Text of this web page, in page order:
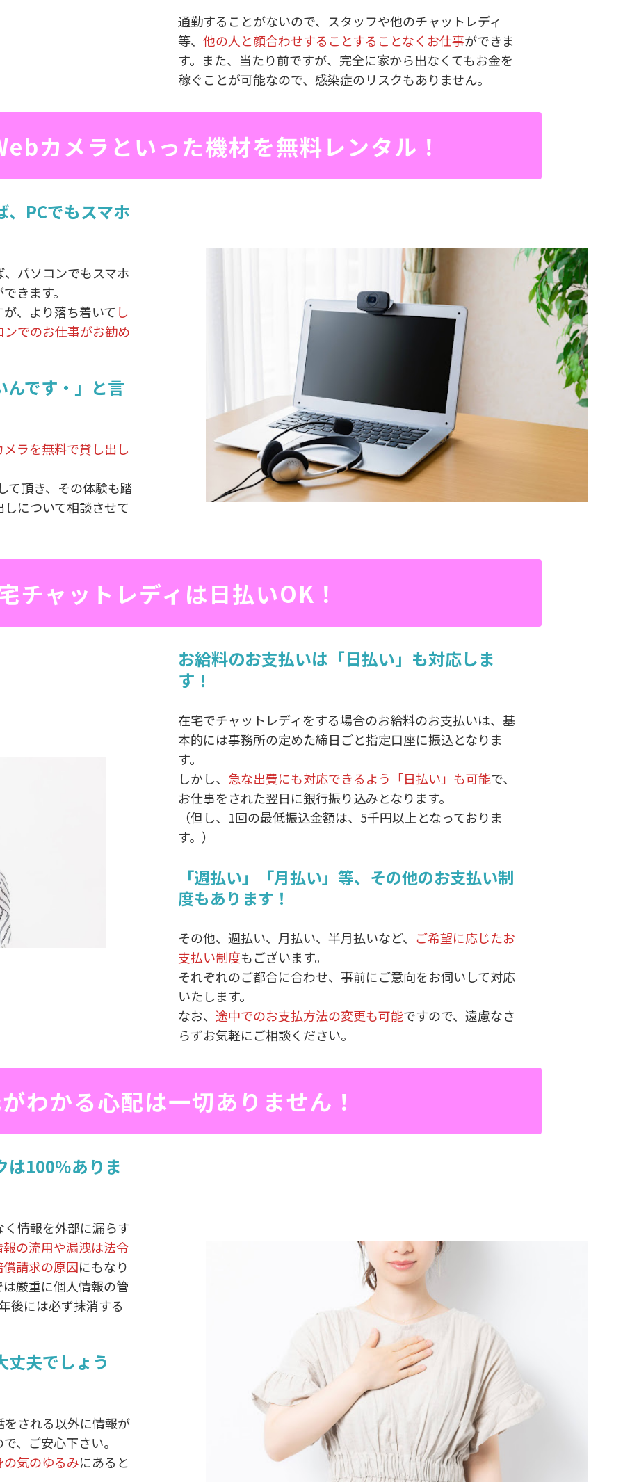
通勤することがないので、スタッフや他のチャットレディ
等、 他の人と顔合わせすることすることなくお仕事ができま
す。また、当たり前ですが、完全に家から出なくてもお金を
稼ぐことが可能なので、感染症のリスクもありません。
カメラといった機材を無料レンタル！
PCでもスマホ
パソコンでもスマホ
きます。
、より落ち着いて し
でのお仕事がお勧め
んです・」と言
ラを無料で貸し出し
て頂き、その体験も踏
について相談させて
チャットレディは日払いOK！
お給料のお支払いは「日払い」も対応しま
す！
在宅でチャットレディをする場合のお給料のお支払いは、基
本的には事務所の定めた締日ごと指定口座に振込となりま
す。
しかし、 急な出費にも対応できるよう「日払い」も可能で、
お仕事をされた翌日に銀行振り込みとなります。
（但し、1回の最低振込金額は、5千円以上となっておりま
す。）
「週払い」「月払い」等、その他のお支払い制
度もあります！
その他、週払い、月払い、半月払いなど、 ご希望に応じたお
支払い制度もございます。
それぞれのご都合に合わせ、事前にご意向をお伺いして対応
いたします。
なお、 途中でのお支払方法の変更も可能ですので、遠慮なさ
らずお気軽にご相談ください。
わかる心配は一切ありません！
は100％ありま
情報を外部に漏らす
の流用や漏洩は法令
請求の原因にもなり
厳重に個人情報の管
後には必ず抹消する
丈夫でしょう
される以外に情報が
、ご安心下さい。
気のゆるみにあると